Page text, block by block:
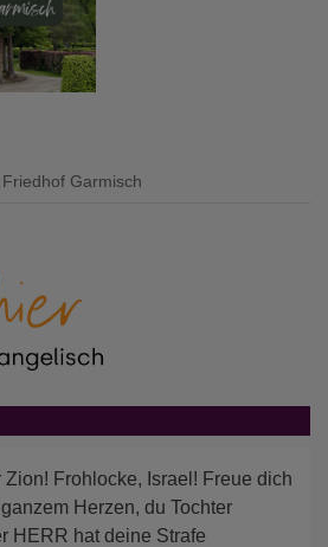
Friedhof Garmisch
Zion! Frohlocke, Israel! Freue dich
Herzen, du Tochter
HERR hat deine Strafe